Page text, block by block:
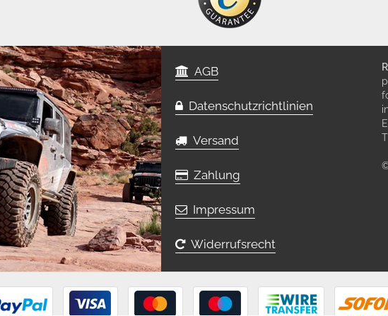
AGB
Datenschutzrichtlinien
Versand
Zahlung
Impressum
Widerrufsrecht